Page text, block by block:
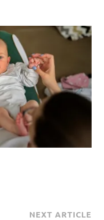
NEXT ARTICLE